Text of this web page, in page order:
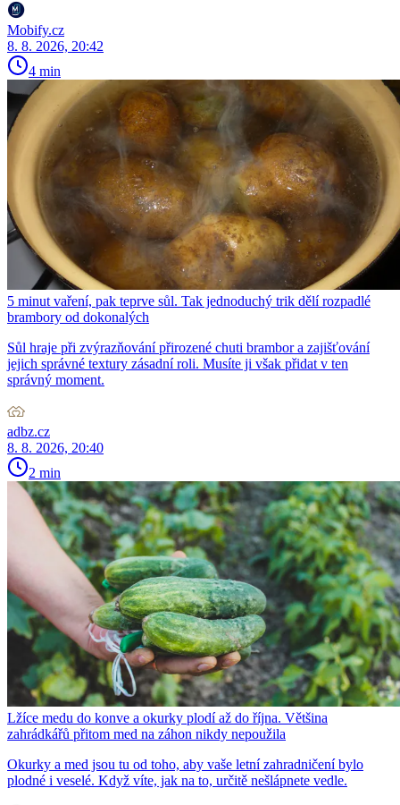
Mobify.cz
8. 8. 2026, 20:42
4 min
5 minut vaření, pak teprve sůl. Tak jednoduchý trik dělí rozpadlé
brambory od dokonalých
Sůl hraje při zvýrazňování přirozené chuti brambor a zajišťování
jejich správné textury zásadní roli. Musíte ji však přidat v ten
správný moment.
adbz.cz
8. 8. 2026, 20:40
2 min
Lžíce medu do konve a okurky plodí až do října. Většina
zahrádkářů přitom med na záhon nikdy nepoužila
Okurky a med jsou tu od toho, aby vaše letní zahradničení bylo
plodné i veselé. Když víte, jak na to, určitě nešlápnete vedle.